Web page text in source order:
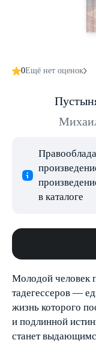
0Ещё нет оценок
в каталоге
Молодой человек
тадегессеров —
жизнь которого
и подлинной
станет